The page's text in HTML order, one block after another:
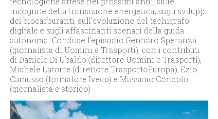
incognite della transizione energetica, sugli sviluppi
dei biocarburanti, sull’evoluzione del tachigrafo
digitale e sugli affascinanti scenari della guida
autonoma. Conduce l’episodio Gennaro Speranza
(giornalista di Uomini e Trasporti), con i contributi
di Daniele Di Ubaldo (direttore Uomini e Trasporti),
Michele Latorre (direttore TrasportoEuropa), Ezio
Camusso (formatore Iveco) e Massimo Condolo
(giornalista e storico)